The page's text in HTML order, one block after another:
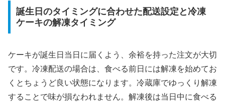
誕生日のタイミングに合わせた配送設定と冷凍
ケーキの解凍タイミング
ケーキが誕生日当日に届くよう、余裕を持った注文が大切
です。冷凍配送の場合は、食べる前日には解凍を始めてお
くとちょうど良い状態になります。冷蔵庫でゆっくり解凍
することで味が損なわれません。解凍後は当日中に食べる